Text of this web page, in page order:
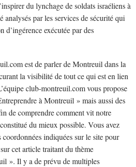
du lynchage de soldats israéliens à
analysés par les services de sécurité qui
d’ingérence exécutée par des
est de parler de Montreuil dans la
la visibilité de tout ce qui est en lien
club-montreuil.com vous propose
à Montreuil » mais aussi des
de comprendre comment vit notre
du mieux possible. Vous avez
indiquées sur le site pour
cet article traitant du thème
». Il y a de prévu de multiples